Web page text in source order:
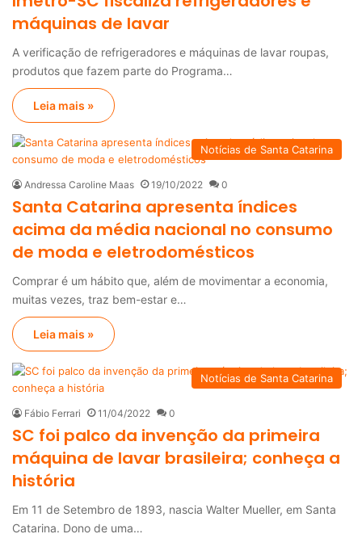
máquinas de lavar
A verificação de refrigeradores e máquinas de lavar roupas,
produtos que fazem parte do Programa…
Leia mais »
Notícias de Santa Catarina
Andressa Caroline Maas 19/10/2022 0
Santa Catarina apresenta índices
acima da média nacional no consumo
de moda e eletrodomésticos
Comprar é um hábito que, além de movimentar a economia,
muitas vezes, traz bem-estar e…
Leia mais »
Notícias de Santa Catarina
Fábio Ferrari 11/04/2022 0
SC foi palco da invenção da primeira
máquina de lavar brasileira; conheça a
história
Em 11 de Setembro de 1893, nascia Walter Mueller, em Santa
Catarina. Dono de uma…